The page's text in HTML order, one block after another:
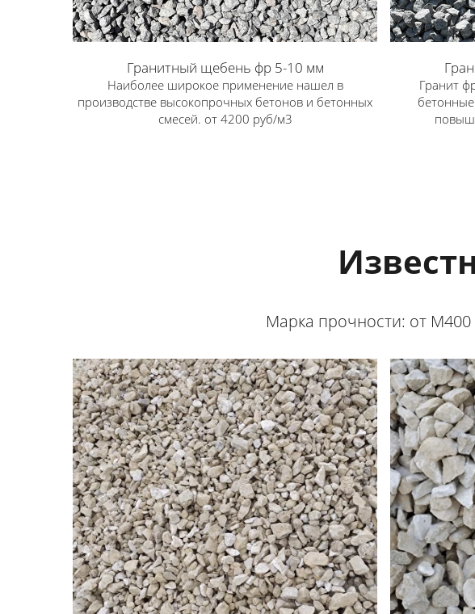
Нажмите и начните общение
ПЕСОК
ЩЕЕНЬ
Гранитный щебень фр 5-10 мм
Наиболее широкое применение нашел в
производстве высокопрочных бетонов и бетонных
смесей. от 4200 руб/м3
Гранит
Марка прочности: от